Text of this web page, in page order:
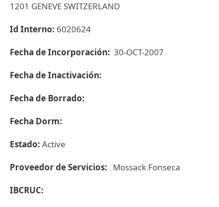
1201 GENEVE SWITZERLAND
Id Interno: 6020624
Fecha de Incorporación: 30-OCT-2007
Fecha de Inactivación:
Fecha de Borrado:
Fecha Dorm:
Estado: Active
Proveedor de Servicios: Mossack Fonseca
IBCRUC: